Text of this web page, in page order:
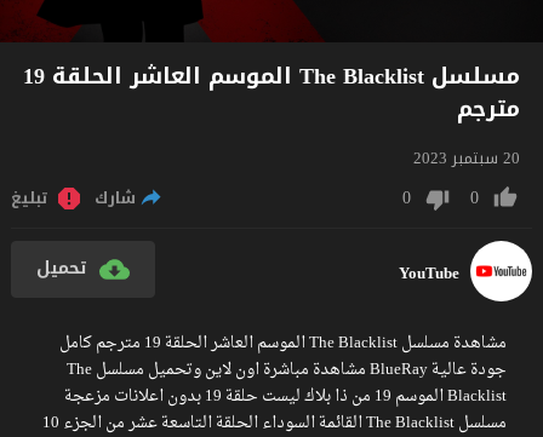
مسلسل The Blacklist الموسم العاشر الحلقة 19
مترجم
20 سبتمبر 2023
0
0 شارك تبليغ
YouTube تحميل
مشاهدة مسلسل The Blacklist الموسم العاشر الحلقة 19 مترجم كامل
جودة عالية BlueRay مشاهدة مباشرة اون لاين وتحميل مسلسل The
Blacklist الموسم 19 من ذا بلاك ليست حلقة 19 بدون اعلانات مزعجة
مسلسل The Blacklist القائمة السوداء الحلقة التاسعة عشر من الجزء 10